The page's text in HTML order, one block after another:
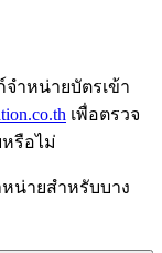
จำหน่ายบัตรเข้า
เพื่อตรวจ
หรือไม่
หน่ายสำหรับบาง